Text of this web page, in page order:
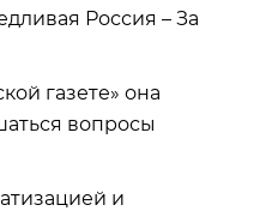
Россия – За
газете» она
вопросы
и